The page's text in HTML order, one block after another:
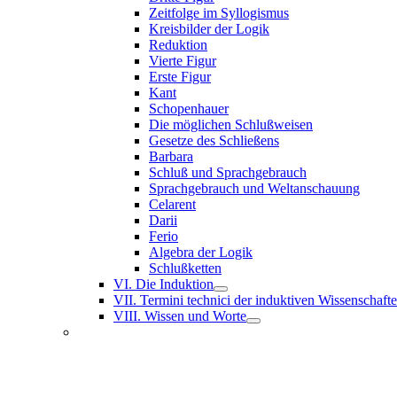
Zeitfolge im Syllogismus
Kreisbilder der Logik
Reduktion
Vierte Figur
Erste Figur
Kant
Schopenhauer
Die möglichen Schlußweisen
Gesetze des Schließens
Barbara
Schluß und Sprachgebrauch
Sprachgebrauch und Weltanschauung
Celarent
Darii
Ferio
Algebra der Logik
Schlußketten
VI. Die Induktion
VII. Termini technici der induktiven
VIII. Wissen und Worte